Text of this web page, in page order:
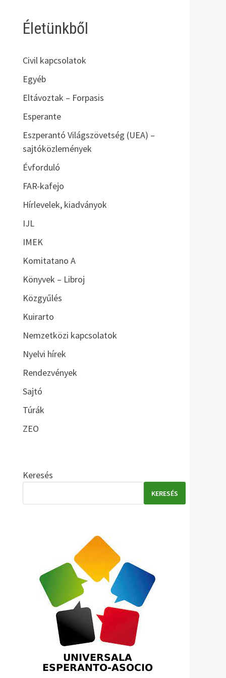
Életünkből
Civil kapcsolatok
Egyéb
Eltávoztak – Forpasis
Esperante
Eszperantó Világszövetség (UEA) –
sajtóközlemények
Évforduló
FAR-kafejo
Hírlevelek, kiadványok
IJL
IMEK
Komitatano A
Könyvek – Libroj
Közgyűlés
Kuirarto
Nemzetközi kapcsolatok
Nyelvi hírek
Rendezvények
Sajtó
Túrák
ZEO
Keresés
KERESÉS